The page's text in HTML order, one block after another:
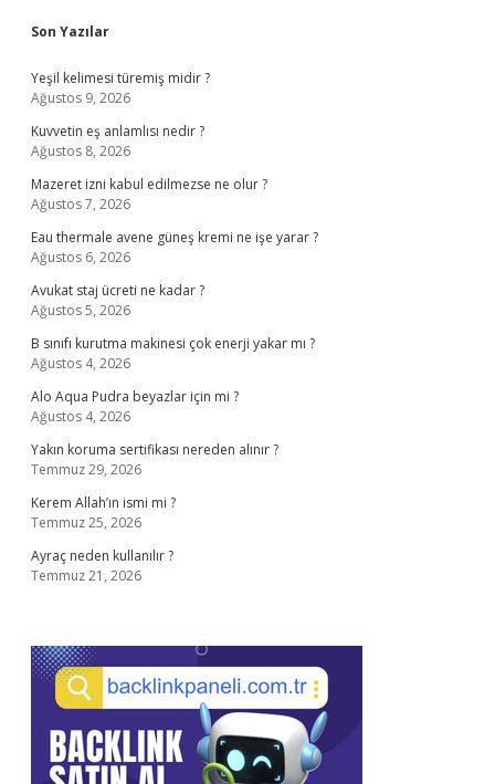
Sidebar
Son Yazılar
Yeşil kelimesi türemiş midir ?
Ağustos 9, 2026
Kuvvetin eş anlamlısı nedir ?
Ağustos 8, 2026
Mazeret izni kabul edilmezse ne olur ?
Ağustos 7, 2026
Eau thermale avene güneş kremi ne işe yarar ?
Ağustos 6, 2026
Avukat staj ücreti ne kadar ?
Ağustos 5, 2026
B sınıfı kurutma makinesi çok enerji yakar mı ?
Ağustos 4, 2026
Alo Aqua Pudra beyazlar için mi ?
Ağustos 4, 2026
Yakın koruma sertifikası nereden alınır ?
Temmuz 29, 2026
Kerem Allah’ın ismi mi ?
Temmuz 25, 2026
Ayraç neden kullanılır ?
Temmuz 21, 2026